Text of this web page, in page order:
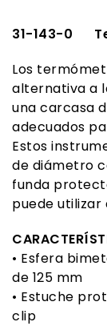
31-143-0
Los
alternativa a
una carcasa
adecuados
Estos
de diámetro
funda
puede
• Esfera
de 125 mm
• Estuche
clip